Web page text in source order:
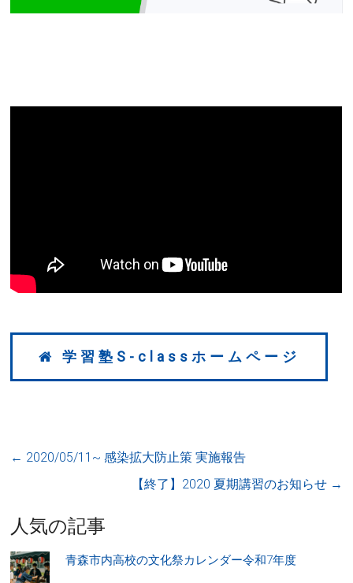
学習塾S-classホームページ
← 2020/05/11~ 感染拡大防止策 実施報告
【終了】2020 夏期講習のお知らせ →
人気の記事
青森市内高校の文化祭カレンダー令和7年度